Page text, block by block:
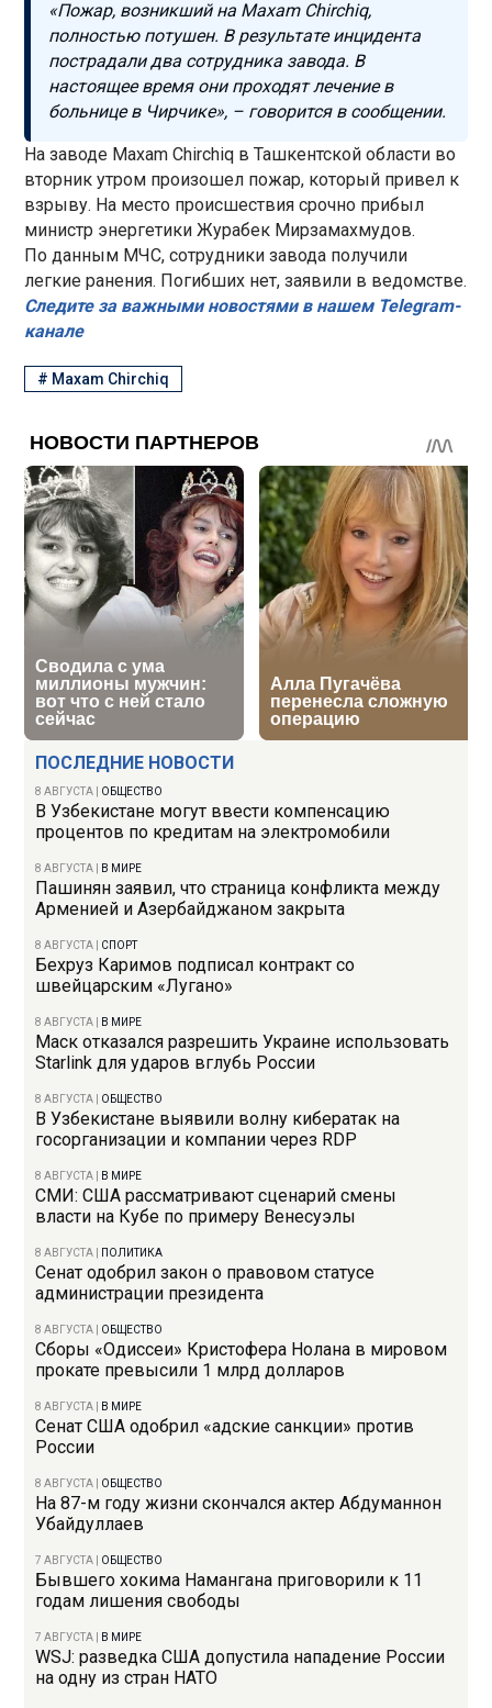
ПОСЛЕДНИЕ НОВОСТИ
8 АВГУСТА ОБЩЕСТВО
В Узбекистане могут ввести компенсацию
процентов по кредитам на электромобили
8 АВГУСТА В МИРЕ
Пашинян заявил, что страница конфликта между
Арменией и Азербайджаном закрыта
8 АВГУСТА СПОРТ
Бехруз Каримов подписал контракт со
швейцарским «Лугано»
8 АВГУСТА В МИРЕ
Маск отказался разрешить Украине использовать
Starlink для ударов вглубь России
8 АВГУСТА ОБЩЕСТВО
В Узбекистане выявили волну кибератак на
госорганизации и компании через RDP
8 АВГУСТА В МИРЕ
СМИ: США рассматривают сценарий смены
власти на Кубе по примеру Венесуэлы
8 АВГУСТА ПОЛИТИКА
Сенат одобрил закон о правовом статусе
администрации президента
8 АВГУСТА ОБЩЕСТВО
Сборы «Одиссеи» Кристофера Нолана в мировом
прокате превысили 1 млрд долларов
8 АВГУСТА В МИРЕ
Сенат США одобрил «адские санкции» против
России
8 АВГУСТА ОБЩЕСТВО
На 87-м году жизни скончался актер Абдуманнон
Убайдуллаев
7 АВГУСТА ОБЩЕСТВО
Бывшего хокима Намангана приговорили к 11
годам лишения свободы
7 АВГУСТА В МИРЕ
WSJ: разведка США допустила нападение России
на одну из стран НАТО
«Пожар, возникший на Maxam Chirchiq,
полностью потушен. В результате инцидента
пострадали два сотрудника завода. В
настоящее время они проходят лечение в
больнице в Чирчике», – говорится в сообщении.
На заводе Maxam Chirchiq в Ташкентской области во
вторник утром произошел пожар, который привел к
взрыву. На место происшествия срочно прибыл
министр энергетики Журабек Мирзамахмудов.
По данным МЧС, сотрудники завода получили
легкие ранения. Погибших нет, заявили в ведомстве.
Следите за важными новостями в нашем Telegram-
канале
# Maxam Chirchiq